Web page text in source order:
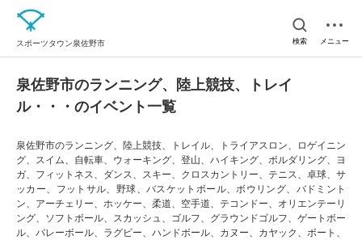
スポーツタウン泉佐野市 検索 メニュー
泉佐野市のランニング、陸上競技、トレイ
ル・・・のイベント一覧
泉佐野市のランニング、陸上競技、トレイル、トライアスロン、ロゲイニン
グ、スイム、自転車、ウォーキング、登山、ハイキング、ボルダリング、ヨ
ガ、フィットネス、ダンス、スキー、クロスカントリー、テニス、卓球、サ
ッカー、フットサル、野球、バスケットボール、ボウリング、バドミント
ン、アーチェリー、ホッケー、柔道、空手道、テコンドー、オリエンテーリ
ング、ソフトボール、スカッシュ、ゴルフ、グラウンドゴルフ、ゲートボー
ル、バレーボール、ラグビー、ハンドボール、カヌー、カヤック、ボート、